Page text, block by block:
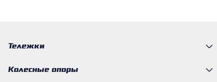
Тележки
Колесные опоры